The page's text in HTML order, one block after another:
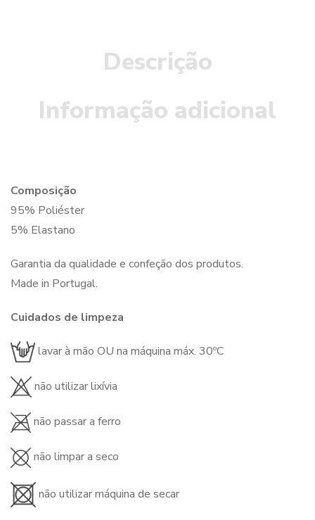
Descrição
Informação adicional
Composição
95% Poliéster
5% Elastano
Garantia da qualidade e confeção dos produtos.
Made in Portugal.
Cuidados de limpeza
lavar à mão OU na máquina máx. 30ºC
não utilizar lixívia
não passar a ferro
não limpar a seco
não utilizar máquina de secar